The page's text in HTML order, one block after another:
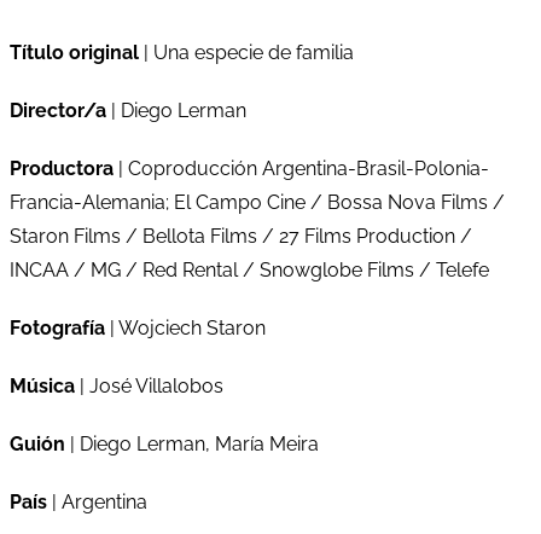
Título original | Una especie de familia
Director/a | Diego Lerman
Productora | Coproducción Argentina-Brasil-Polonia-
Francia-Alemania; El Campo Cine / Bossa Nova Films /
Staron Films / Bellota Films / 27 Films Production /
INCAA / MG / Red Rental / Snowglobe Films / Telefe
Fotografía | Wojciech Staron
Música | José Villalobos
Guión | Diego Lerman, María Meira
País | Argentina